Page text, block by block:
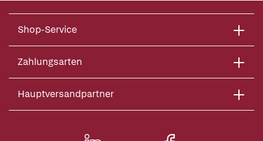
Shop-Service
Zahlungsarten
Hauptversandpartner